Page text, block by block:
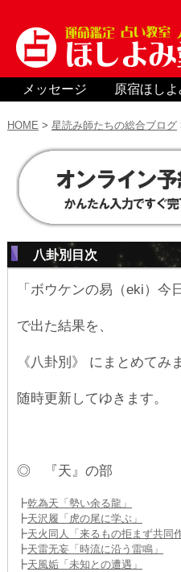
メッセージ 原宿ほし
HOME > 星読み師たちの総合ブログ
八卦別目次
「ボウケンの易（eki）今
で出た結果を、
《八卦別》 にまとめてみ
随時更新してゆきます。
◎ 『天』の部
┣乾為天「勢い余る龍」
┣天沢履「虎の尾に学ぶ」
┣天火同人「来るもの拒まず共同
┣天雷无妄「時流に沿う雷鳴」
┣天風姤「未知との遭遇」